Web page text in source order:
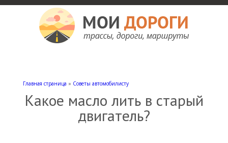
Главная страница » Советы автомобилисту
Какое масло лить в старый
двигатель?